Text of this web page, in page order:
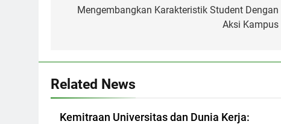
navigation
Mengembangkan Karakteristik Student Dengan
Aksi Kampus
Related News
Kemitraan Universitas dan Dunia Kerja: